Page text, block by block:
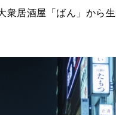
居酒屋「ばん」から